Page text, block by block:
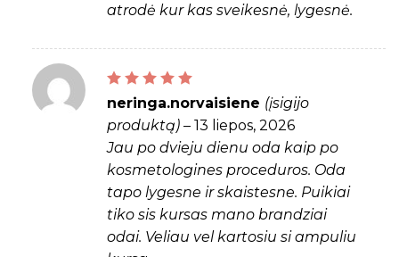
atrodė kur kas sveikesnė, lygesnė.
Įvertinimas:5iš 5
neringa.norvaisiene (įsigijo
produktą) – 13 liepos, 2026
Jau po dvieju dienu oda kaip po
kosmetologines proceduros. Oda
tapo lygesne ir skaistesne. Puikiai
tiko sis kursas mano brandziai
odai. Veliau vel kartosiu si ampuliu